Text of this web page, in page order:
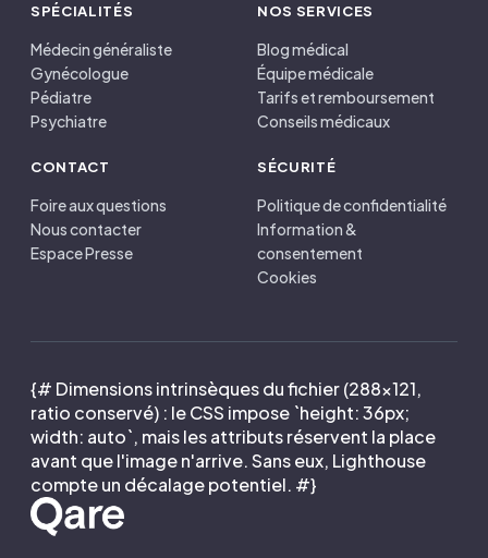
SPÉCIALITÉS
Médecin généraliste
Gynécologue
Pédiatre
Psychiatre
NOS SERVICES
Blog médical
Équipe médicale
Tarifs et remboursement
Conseils médicaux
CONTACT
Foire aux questions
Nous contacter
Espace Presse
SÉCURITÉ
Politique de confidentialité
Information &
consentement
Cookies
{# Dimensions intrinsèques du fichier (288×121,
ratio conservé) : le CSS impose `height: 36px;
width: auto`, mais les attributs réservent la place
avant que l'image n'arrive. Sans eux, Lighthouse
compte un décalage potentiel. #}